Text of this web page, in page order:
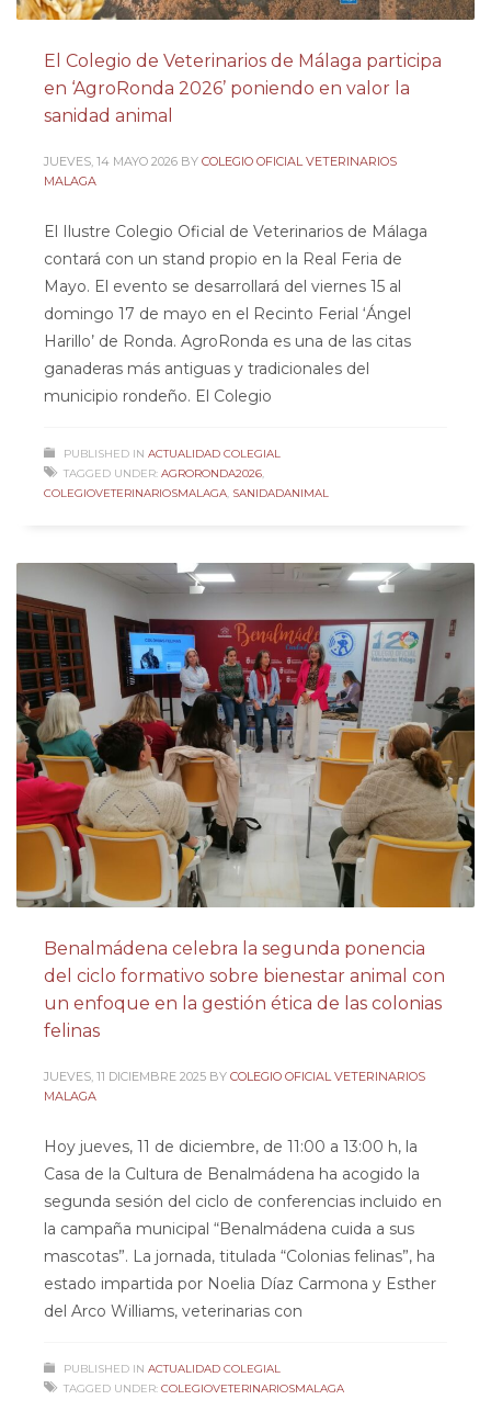
El Colegio de Veterinarios de Málaga participa
en ‘AgroRonda 2026’ poniendo en valor la
sanidad animal
JUEVES, 14 MAYO 2026 BY COLEGIO OFICIAL VETERINARIOS
MALAGA
El Ilustre Colegio Oficial de Veterinarios de Málaga
contará con un stand propio en la Real Feria de
Mayo. El evento se desarrollará del viernes 15 al
domingo 17 de mayo en el Recinto Ferial ‘Ángel
Harillo’ de Ronda. AgroRonda es una de las citas
ganaderas más antiguas y tradicionales del
municipio rondeño. El Colegio
PUBLISHED IN ACTUALIDAD COLEGIAL
TAGGED UNDER: AGRORONDA2026,
COLEGIOVETERINARIOSMALAGA, SANIDADANIMAL
Benalmádena celebra la segunda ponencia
del ciclo formativo sobre bienestar animal con
un enfoque en la gestión ética de las colonias
felinas
JUEVES, 11 DICIEMBRE 2025 BY COLEGIO OFICIAL VETERINARIOS
MALAGA
Hoy jueves, 11 de diciembre, de 11:00 a 13:00 h, la
Casa de la Cultura de Benalmádena ha acogido la
segunda sesión del ciclo de conferencias incluido en
la campaña municipal “Benalmádena cuida a sus
mascotas”. La jornada, titulada “Colonias felinas”, ha
estado impartida por Noelia Díaz Carmona y Esther
del Arco Williams, veterinarias con
PUBLISHED IN ACTUALIDAD COLEGIAL
TAGGED UNDER: COLEGIOVETERINARIOSMALAGA